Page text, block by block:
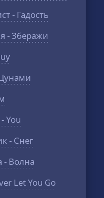
- Гадость
- Зберажи
You
- Снег
- Волна
Let You Go